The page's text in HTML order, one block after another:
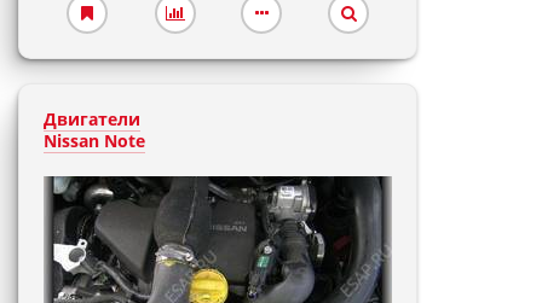
Двигатели
Nissan Note